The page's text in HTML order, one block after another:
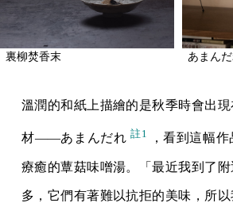
裏柳焚香末 あまん
溫潤的和紙上描繪的是秋季時會出
材——あまんだれ註1 ，看到這幅
療癒的蕈菇味噌湯。「最近我到了
多，它們有著難以抗拒的美味，所